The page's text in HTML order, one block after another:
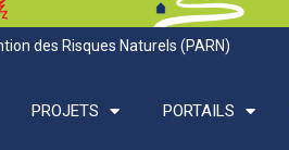
des Risques Naturels (PARN)
PROJETS PORTAILS